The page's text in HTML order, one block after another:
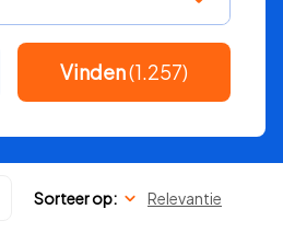
Vinden(1.257)
Sorteer op: Relevantie